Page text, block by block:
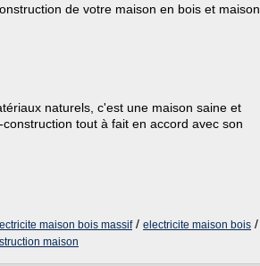
de votre maison en bois et maison
naturels, c'est une maison saine et
tout à fait en accord avec son
maison bois massif/ electricite maison bois /
maison